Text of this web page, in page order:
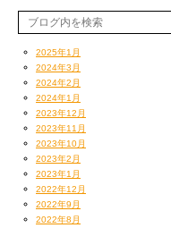
やっぱグループはいいやね
MCなんかの時、お客様方の声
この会場、開放感があってとて
なんせ２会場、ゲレンデの上
そのため毎回民族大移動（笑）
会場内徘徊したわたくしの感想
これが地味にキツかったろうと
おかげLIVE始まる瞬間まで
「これはついに来てしまいま
「…そろそろ本気で考えないと
アーティストなどというものは
例えその街に何十回と訪れてい
アテンドがいなければ右も左も
赤子のようなものなのである
常にDoor to Doorのタクシー移
2025年1月
2024年3月
2024年2月
2024年1月
2023年12月
2023年11月
2023年10月
2023年2月
2023年1月
2022年12月
2022年9月
2022年8月